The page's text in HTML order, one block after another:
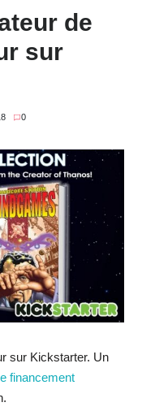
de
sur
0
sur Kickstarter. Un
financement